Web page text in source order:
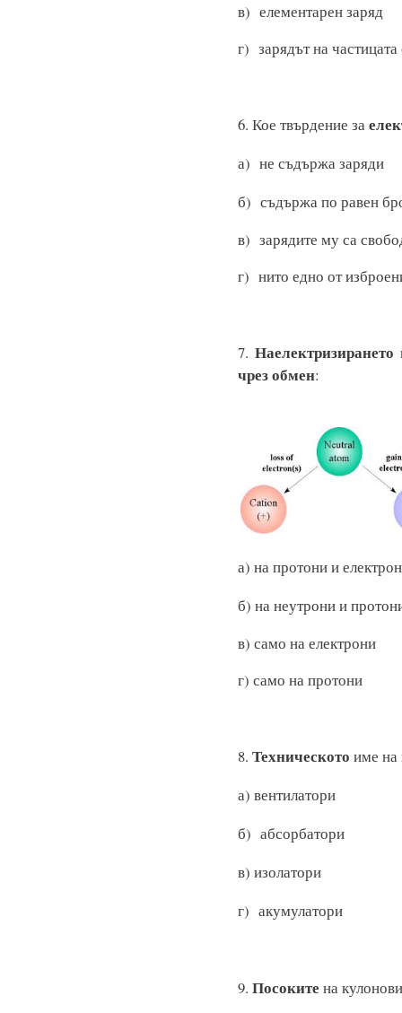
в)
г) зарядът на частицата
6. Кое твърдение за
а) не
б) съдържа по равен
в) зарядите му
г) нито едно от
7.Наелектризирането
чрез обмен:
а) на протони и
б) на неутрони и
в) само на
г) само на протони
8. Техническото име на
а)
б) абсорбатори
в)
г) акумулатори
9. Посоките на